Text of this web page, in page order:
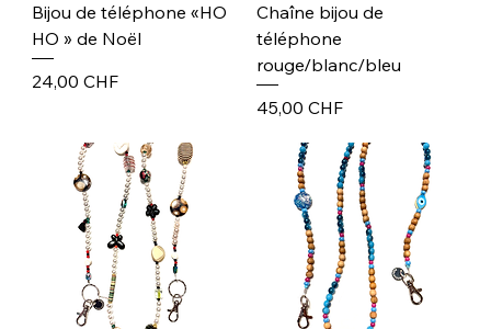
Bijou de téléphone «HO
HO » de Noël
Prix
24,00 CHF
Chaîne bijou de
téléphone
rouge/blanc/bleu
Prix
45,00 CHF